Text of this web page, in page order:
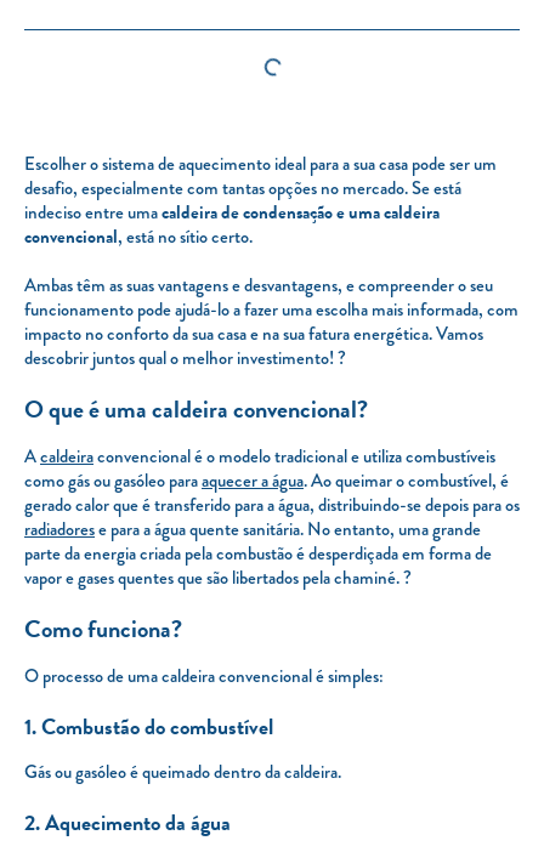
Escolher o sistema de aquecimento ideal para a sua casa pode ser um
desafio, especialmente com tantas opções no mercado. Se está
indeciso entre umacaldeira de condensação e uma caldeira
convencional, está no sítio certo.
Ambas têm as suas vantagens e desvantagens, e compreender o seu
funcionamento pode ajudá-lo a fazer uma escolha mais informada, com
impacto no conforto da sua casa e na sua fatura energética. Vamos
descobrir juntos qual o melhor investimento! ?
O que é uma caldeira convencional?
Acaldeiraconvencional é o modelo tradicional e utiliza combustíveis
como gás ou gasóleo paraaquecer a água. Ao queimar o combustível, é
gerado calor que é transferido para a água, distribuindo-se depois para os
radiadorese para a água quente sanitária. No entanto, uma grande
parte da energia criada pela combustão é desperdiçada em forma de
vapor e gases quentes que são libertados pela chaminé. ?
Como funciona?
O processo de uma caldeira convencional é simples:
1. Combustão do combustível
Gás ou gasóleo é queimado dentro da caldeira.
2. Aquecimento da água